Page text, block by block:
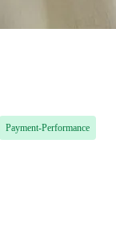
Payment-Performance